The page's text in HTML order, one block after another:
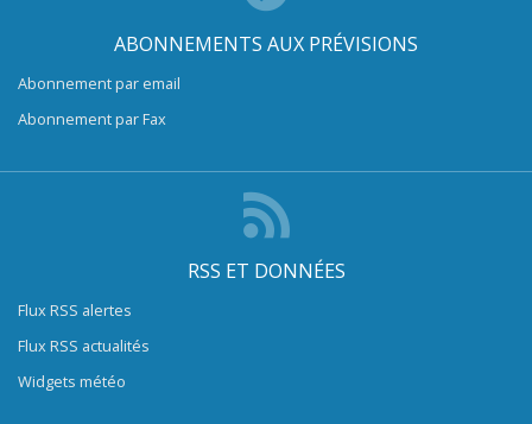
ABONNEMENTS AUX PRÉVISIONS
Abonnement par email
Abonnement par Fax
RSS ET DONNÉES
Flux RSS alertes
Flux RSS actualités
Widgets météo